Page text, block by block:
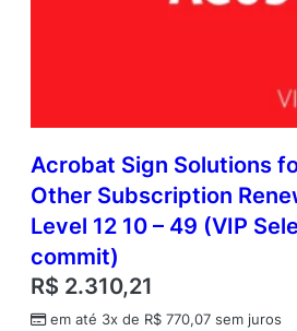
Acrobat Sign Solutions
Other Subscription
Level 12 10 – 49 (VIP
commit)
R$ 2.310,21
em até 3x de R$ 770,07 sem juros